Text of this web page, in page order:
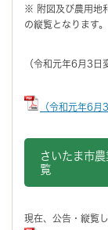
※ 附図及び農用地
の縦覧となります。
（令和元年6月3日
（令和元年6月
さいたま市
覧
現在、公告・縦覧